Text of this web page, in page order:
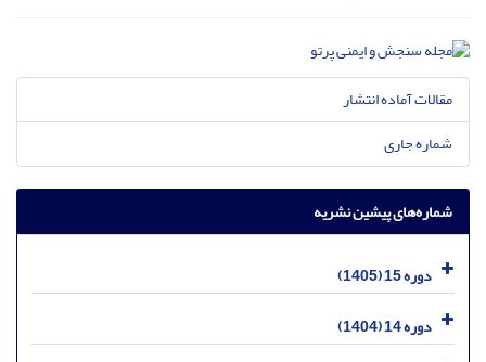
مقالات آماده انتشار
شماره جاری
شماره‌های پیشین نشریه
دوره 15 (1405)
دوره 14 (1404)